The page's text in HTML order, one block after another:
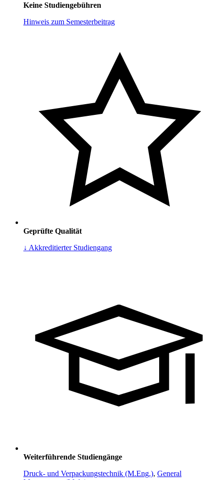
Keine Studiengebühren
Hinweis zum Semesterbeitrag
Geprüfte Qualität
↓ Akkreditierter Studiengang
Weiterführende Studiengänge
Druck- und Verpackungstechnik (M.Eng.), General